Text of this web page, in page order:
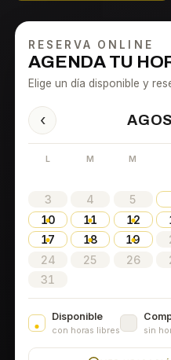
RESERVA ONLINE
AGENDA TU
Elige un día disponible y
‹
L M M
3
4 5
10
11 12
17
18 19
24
25 26
31
Disponible
con horas libres sin